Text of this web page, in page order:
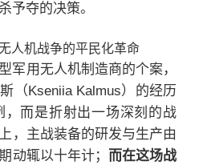
予夺的决策。
人机战争的平民化革命
军用无人机制造商的个案，
（Kseniia Kalmus）的经历
，而是折射出一场深刻的战
，主战装备的研发与生产由
动辄以十年计； 而在这场战